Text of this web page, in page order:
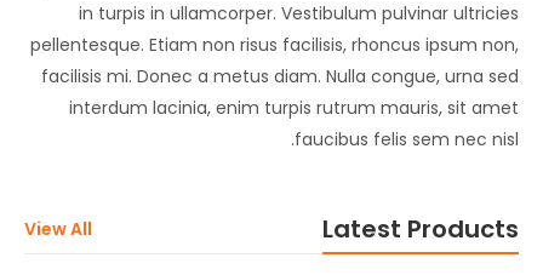
in turpis in ullamcorper. Vestibulum pulvinar ultricies
pellentesque. Etiam non risus facilisis, rhoncus ipsum non,
facilisis mi. Donec a metus diam. Nulla congue, urna sed
interdum lacinia, enim turpis rutrum mauris, sit amet
faucibus felis sem nec nisl.
Latest Products
View All